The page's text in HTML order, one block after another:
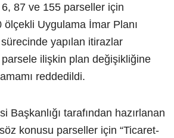
87 ve 155 parseller için
ölçekli Uygulama İmar Planı
yapılan itirazlar
ilişkin plan değişikliğine
reddedildi.
Başkanlığı tarafından hazırlanan
konusu parseller için “Ticaret-